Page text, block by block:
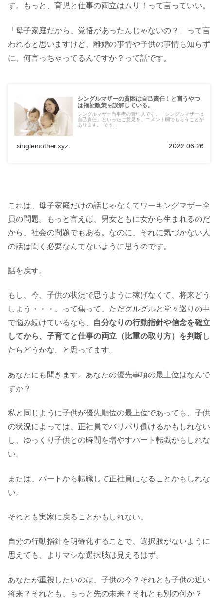
す。もっと、育児と仕事の両立はムリ！って言っていい。
「母子家庭だから、覚悟があったんじゃないの？」って言
われると思いますけど、離婚の事情や子供の事情も知らず
に、何言っちゃってるんですか？って話です。
シングルマザーの貧困は自己責任！と言うやつ
は福祉政策を誤解している。
シングルマザー当事者の管理人です。「シングルマザーは
自己責任」といったご意見を、コメント欄でもらうことが
あります。 そう...
singlemother.xyz 2022.06.26
これは、母子家庭だけの話じゃなくてワーキングマザー全
員の問題。もっと言えば、男女ともに女から生まれるのだ
から、社会の問題でもある。なのに、それに気づかない人
の話は聞く必要なんてないように思うのです。
話を戻す。
もし、今、子供の状況で思うように稼げなくて、将来どう
しよう・・・。って焦って、ただグルグルと堂々巡りの中
で悩み続けているなら、
自分なりの行動指針や信念を確立
してから、子育てと仕事の両立（比重の取り方）を判断し
たらどうかな、と思ってます。
あなたにも聞きます。あなたの優先事項の最上位はなんで
すか？
私と同じように子供が優先順位の最上位であっても、子供
の状況によっては、正社員でバリバリ働けるかもしれない
し、ゆっくり子供との時間を増やすパート転職かもしれな
い。
または、パートから転職して正社員になることかもしれな
い。
それとも実家に戻ることかもしれない。
自分の行動指針を明確化することで、選択肢がないように
思えても、よりマシな選択肢は見えるはず。
あなたが重視したいのは、子供の今？それとも子供の近い
将来？それとも、もっと先の未来？それとも別の何か？